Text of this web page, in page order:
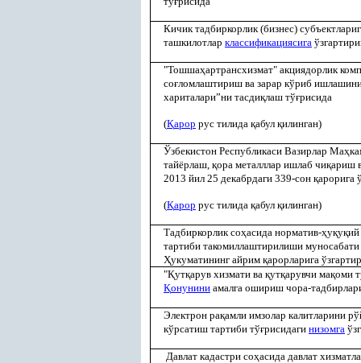
Кичик тадбиркорлик (бизнес)
ташкилотлар классификациясига
"Тошшаҳартрансхизмат" акциядорлик
соғломлаштириш ва зарар кўриб
хариталари”ни тасдиқлаш тўғрисида
(Қарор рус тилида қабул қилинган)
Ўзбекистон Республикаси Вазирлар Маҳ
тайёрлаш, қора металллар ишлаб чиқариш
2013 йил 25 декабрдаги 339-сон қарорига
(Қарор рус тилида қабул қилинган)
Тадбиркорлик соҳасида норматив-ҳуқуқий
тартиби такомиллаштирилиши
Ҳукуматининг айрим қарорларига
"Қутқарув хизмати ва қутқарувчи мақоми
Қонунини амалга ошириш чора-
Электрон рақамли имзолар калитларини
кўрсатиш тартиби тўғрисидаги низомга
Давлат кадастри соҳасида давлат